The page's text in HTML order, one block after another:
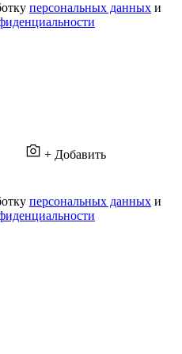
персональных данных и
+ Добавить
персональных данных и